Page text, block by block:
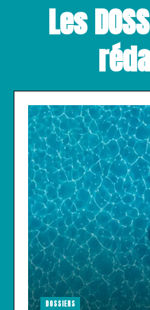
Les
DOSSIERS